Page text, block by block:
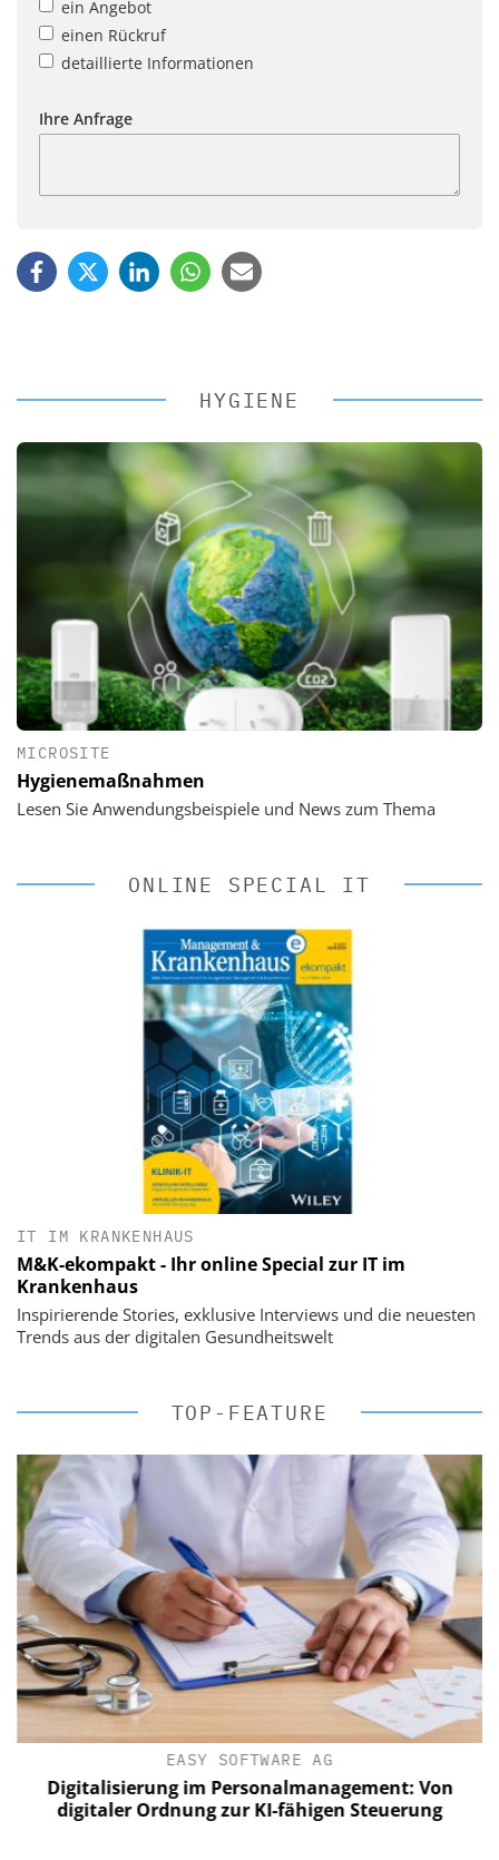
ein Angebot
einen Rückruf
detaillierte Informationen
Ihre Anfrage
HYGIENE
MICROSITE
Hygienemaßnahmen
Lesen Sie Anwendungsbeispiele und News zum Thema
ONLINE SPECIAL IT
IT IM KRANKENHAUS
M&K-ekompakt - Ihr online Special zur IT im
Krankenhaus
Inspirierende Stories, exklusive Interviews und die neuesten
Trends aus der digitalen Gesundheitswelt
TOP-FEATURE
EASY SOFTWARE AG
Digitalisierung im Personalmanagement: Von
digitaler Ordnung zur KI-fähigen Steuerung